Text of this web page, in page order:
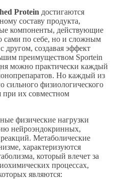
Protein достигаются
составу продукта,
компоненты, действующие
сами по себе, но и сложным
другом, создавая эффект
преимуществом Sportein
можно практически каждый
Но каждый из
сильного физиологического
при их совместном
физические нагрузки
нейроэндокринных,
Метаболические
характеризуются
который влечет за
процессах,
являются: